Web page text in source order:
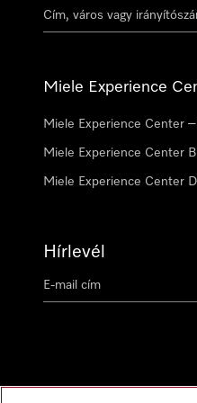
Miele Experience
Miele Experience Center
Miele Experience Center
Miele Experience Center
Hírlevél